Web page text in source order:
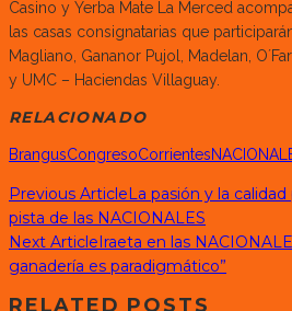
Casino y Yerba Mate La Merced
las casas consignatarias que
Magliano, Gananor Pujol, Madelan,
y UMC – Haciendas Villaguay.
RELACIONADO
BrangusCongresoCorrientes
Previous Article La pasión y la
pista de las NACIONALES
Next Article Iraeta en las
ganadería es paradigmático”
RELATED POSTS